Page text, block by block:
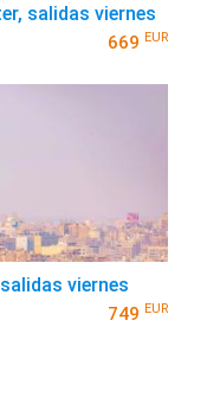
salidas viernes
669 EUR
viernes
749 EUR